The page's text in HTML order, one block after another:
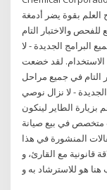
العلم بقوة يضر أدمغة
والاختبار التام
البرامج الجديدة - لا
لقد خضعت
التام في جميع مراحل
- لا نزال نوصي
الطاير لينكون
متخصص في بيع صيانة
النصوص و المقالات المنشورة في هذا
قانونية مع القارئ، و